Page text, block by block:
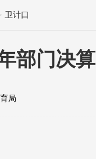
卫计口
部门决算
局